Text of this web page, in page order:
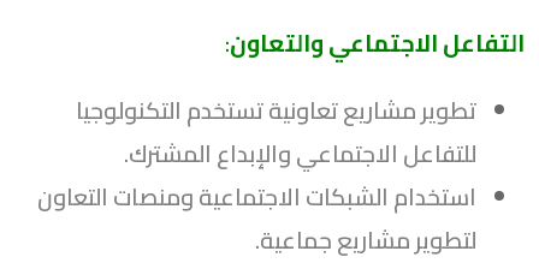
التفاعل الاجتماعي والتعاون:
تطوير مشاريع تعاونية تستخدم التكنولوجيا
للتفاعل الاجتماعي والإبداع المشترك.
استخدام الشبكات الاجتماعية ومنصات التعاون
لتطوير مشاريع جماعية.